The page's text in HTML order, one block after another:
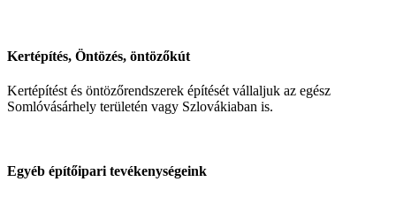
Kertépítés, Öntözés, öntözőkút
Kertépítést és öntözőrendszerek építését vállaljuk az egész
Somlóvásárhely területén vagy Szlovákiaban is.
Egyéb építőipari tevékenységeink